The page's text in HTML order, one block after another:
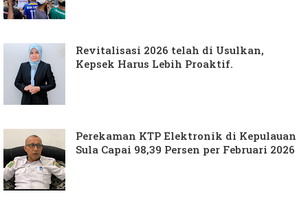
Revitalisasi 2026 telah di Usulkan,
Kepsek Harus Lebih Proaktif.
Perekaman KTP Elektronik di Kepulauan
Sula Capai 98,39 Persen per Februari 2026